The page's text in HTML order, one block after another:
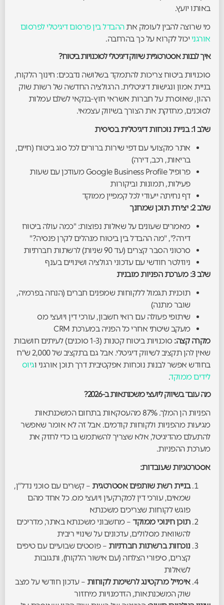
באותו יועץ.
מי שרוצה להבין לעומק אתההבדל בין פרסום דיגיטלי לפרסום
אורגני יכול לקרוא על כך בהרחבה.
איך לבנות אסטרטגיית שיווק דיגיטלי לסוכנויות ביטוח?
סוכנויות ביטוח צריכות להתמקד בשלושה נדבכים: חינוך הלקוח,
בניית אמון ונגישות דיגיטלית. הרגולציה החדשה של רשות שוק
ההון, שאוסרת על חברות אשראי חוץ-בנקאי לשלם עמלות
לסוכנים, מחזקת את הצורך בשיווק עצמאי.
שלב 1: בניית נוכחות דיגיטלית בסיסית
אתר מקצועי עם דפי שירות ברורים לכל סוג ביטוח (חיים,
בריאות, רכב, דירה)
פרופיל Google Business Profile מעודכן עם שעות
פעילות, תמונות וביקורות
דף נחיתה ייעודי לכל קמפיין ממוקד
שלב 2: יצירת תוכן שמחנך
מאמרים שעונים על שאלות נפוצות: "כמה עולה ביטוח
דירה?", "מה ההבדל בין ביטוח מנהלים לקרן פנסיה?"
סרטוני הסבר קצרים (עד 90 שניות) לרשתות חברתיות
ניוזלטר חודשי עם עדכוני רגולציה ושינויים בענף
שלב 3: מערכת הפניות מובנית
תוכנית תגמול ללקוחות שמפנים חברים (הנחה בפרמיה,
שובר מתנה)
שיתופי פעולה עם רואי חשבון, עורכי דין ויועצי מס
מעקב שיטתי אחרי כל הפניה במערכת CRM
מקרה קצה:
סוכנויות ביטוח קטנות (1-3 סוכנים) לעיתים חושבות
שאין להן תקציב לשיווק דיגיטלי. אבל גם בתקציב של 2,000 ש"ח
בחודש אפשר לבנות נוכחות אפקטיבית דרך תוכן אורגני וגיוס
לידים ממוקד.
מה עובד בשיווק ליועצי משכנתאות ב-2026?
הפניות הן המלך. 87% מהעסקאות בתחום המשכנתאות
מגיעות מהפניות ולקוחות קודמים. אבל זה לא אומר שאפשר
להתעלם מהדיגיטל, אלא שצריך להשתמש בו כדי לחזק את
מערכת ההפניות.
אסטרטגיות שעובדות:
בניית רשת שותפים אסטרטגית– קשרים עם סוכני נדל"ן,
שמאים, עורכי דין למקרקעין ויועצי מס. כל אחד מהם
פוגש לקוחות שצריכים משכנתא
תוכן חינוכי ממוקד– מחשבוני משכנתא באתר, מדריכים
להשוואת מסלולים, עדכונים על שינויי ריבית
נוכחות ברשתות חברתיות– פוסטים שבועיים עם טיפים
קצרים, סיפורי הצלחה (עם אישור הלקוח), ותגובות
לשאלות
אימייל מרקטינג לרשימת לקוחות – עדכון חודשי על מצב
שוק המשכנתאות, הזדמנויות מיחזור